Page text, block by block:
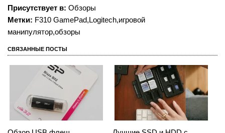
Присутствует в: Обзоры
Метки: F310 GamePad,Logitech,игровой
манипулятор,обзоры
СВЯЗАННЫЕ ПОСТЫ